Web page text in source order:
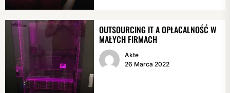
OUTSOURCING IT A OPŁACALNOŚĆ W
MAŁYCH FIRMACH
Akte
26 Marca 2022